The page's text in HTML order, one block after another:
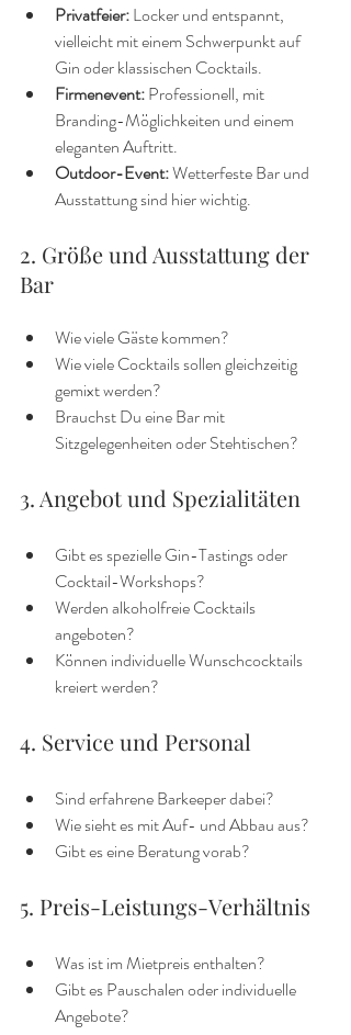
Privatfeier: Locker und entspannt,
vielleicht mit einem Schwerpunkt auf
Gin oder klassischen Cocktails.
Firmenevent: Professionell, mit
Branding-Möglichkeiten und einem
eleganten Auftritt.
Outdoor-Event: Wetterfeste Bar und
Ausstattung sind hier wichtig.
2. Größe und Ausstattung der
Bar
Wie viele Gäste kommen?
Wie viele Cocktails sollen gleichzeitig
gemixt werden?
Brauchst Du eine Bar mit
Sitzgelegenheiten oder Stehtischen?
3. Angebot und Spezialitäten
Gibt es spezielle Gin-Tastings oder
Cocktail-Workshops?
Werden alkoholfreie Cocktails
angeboten?
Können individuelle Wunschcocktails
kreiert werden?
4. Service und Personal
Sind erfahrene Barkeeper dabei?
Wie sieht es mit Auf- und Abbau aus?
Gibt es eine Beratung vorab?
5. Preis-Leistungs-Verhältnis
Was ist im Mietpreis enthalten?
Gibt es Pauschalen oder individuelle
Angebote?